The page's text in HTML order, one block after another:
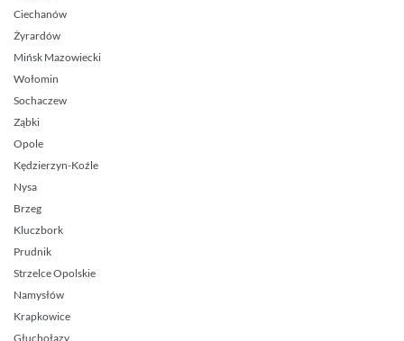
Ciechanów
Żyrardów
Mińsk Mazowiecki
Wołomin
Sochaczew
Ząbki
Opole
Kędzierzyn-Koźle
Nysa
Brzeg
Kluczbork
Prudnik
Strzelce Opolskie
Namysłów
Krapkowice
Głuchołazy